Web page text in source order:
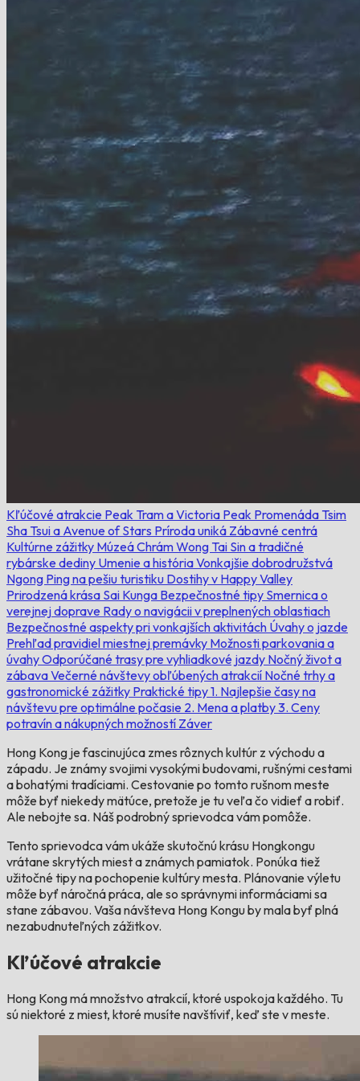
Kľúčové atrakcie Peak Tram a Victoria Peak Promenáda Tsim
Sha Tsui a Avenue of Stars Príroda uniká Zábavné centrá
Kultúrne zážitky MúzeáChrám Wong Tai Sin a tradičné
rybárske dediny Umenie a históriaVonkajšie dobrodružstvá
Ngong Ping na pešiu turistiku Dostihy v Happy Valley
Prirodzená krása Sai Kunga Bezpečnostné tipy Smernica o
verejnej doprave Rady o navigácii v preplnených oblastiach
Bezpečnostné aspekty pri vonkajších aktivitách Úvahy o jazde
Prehľad pravidiel miestnej premávky Možnosti parkovania a
úvahyOdporúčané trasy pre vyhliadkové jazdy Nočný život a
zábavaVečerné návštevy obľúbených atrakcií Nočné trhy a
gastronomické zážitky Praktické tipy1. Najlepšie časy na
návštevu pre optimálne počasie 2. Mena a platby3. Ceny
potravín a nákupných možností Záver
Hong Kong je fascinujúca zmes rôznych kultúr z východu a
západu. Je známy svojimi vysokými budovami, rušnými cestami
a bohatými tradíciami. Cestovanie po tomto rušnom meste
môže byť niekedy mätúce, pretože je tu veľa čo vidieť a robiť.
Ale nebojte sa. Náš podrobný sprievodca vám pomôže.
Tento sprievodca vám ukáže skutočnú krásu Hongkongu
vrátane skrytých miest a známych pamiatok. Ponúka tiež
užitočné tipy na pochopenie kultúry mesta. Plánovanie výletu
môže byť náročná práca, ale so správnymi informáciami sa
stane zábavou. Vaša návšteva Hong Kongu by mala byť plná
nezabudnuteľných zážitkov.
Kľúčové atrakcie
Hong Kong má množstvo atrakcií, ktoré uspokoja každého. Tu
sú niektoré z miest, ktoré musíte navštíviť, keď ste v meste.